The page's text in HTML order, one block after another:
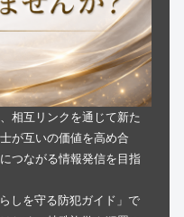
相互リンクを通じて新た
が互いの価値を高め合
つながる情報発信を目指
しを守る防犯ガイド」で